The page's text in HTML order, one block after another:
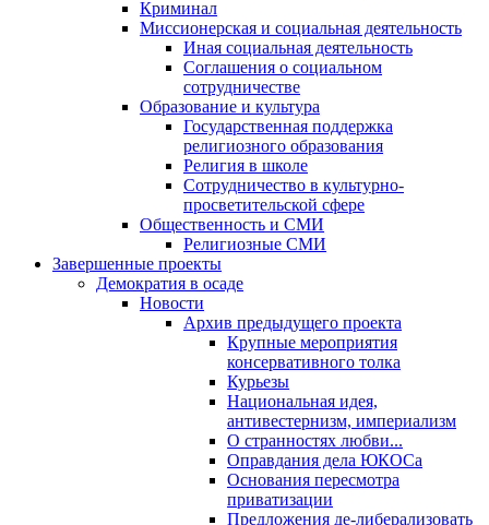
Криминал
Миссионерская и социальная деятельность
Иная социальная деятельность
Соглашения о социальном
сотрудничестве
Образование и культура
Государственная поддержка
религиозного образования
Религия в школе
Сотрудничество в культурно-
просветительской сфере
Общественность и СМИ
Религиозные СМИ
Завершенные проекты
Демократия в осаде
Новости
Архив предыдущего проекта
Крупные мероприятия
консервативного толка
Курьезы
Национальная идея,
антивестернизм, империализм
О странностях любви...
Оправдания дела ЮКОСа
Основания пересмотра
приватизации
Предложения де-либерализовать